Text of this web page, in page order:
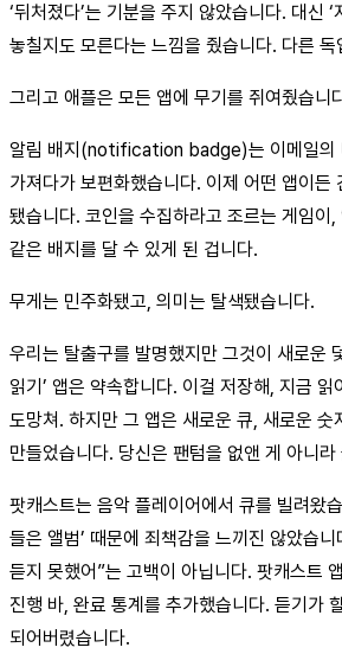
‘뒤처졌다’는 기분을 주지 않았습니다. 대신 ‘
놓칠지도 모른다는 느낌을 줬습니다. 다른 독
그리고 애플은 모든 앱에 무기를 쥐여줬습니
알림 배지(notification badge)는 이메일의
가져다가 보편화했습니다. 이제 어떤 앱이든
됐습니다. 코인을 수집하라고 조르는 게임이
같은 배지를 달 수 있게 된 겁니다.
무게는 민주화됐고, 의미는 탈색됐습니다.
우리는 탈출구를 발명했지만 그것이 새로운
읽기’ 앱은 약속합니다. 이걸 저장해, 지금 읽
도망쳐. 하지만 그 앱은 새로운 큐, 새로운 숫
만들었습니다. 당신은 팬텀을 없앤 게 아니
팟캐스트는 음악 플레이어에서 큐를 빌려왔
들은 앨범’ 때문에 죄책감을 느끼진 않았습
듣지 못했어”는 고백이 아닙니다. 팟캐스트 앱
진행 바, 완료 통계를 추가했습니다. 듣기가
되어버렸습니다.